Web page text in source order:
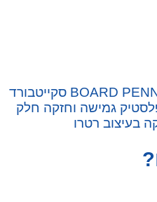
סקייטבורד פלסטיק בינוני BOARD PENNY סקייטבורד
גמישה וחזקה חלק
בעיצוב רטרו